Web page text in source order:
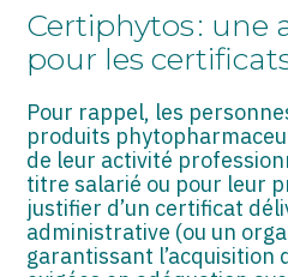
ASSOCIATIONS
START-UP
SECTEUR AUDIOVISUEL
Certiphytos : une
pour les
Pour rappel, les
produits
de leur activité
titre salarié ou pour leur
justifier d’un certificat
administrative (ou un
garantissant l’acquisition